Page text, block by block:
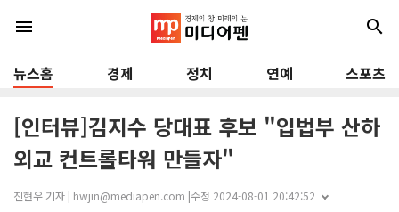
menu search
뉴스홈 경제 정치 연예 스포츠
[인터뷰]김지수 당대표 후보 "입법부 산하
외교 컨트롤타워 만들자"
진현우 기자 | hwjin@mediapen.com |수정 2024-08-01 20:42:52